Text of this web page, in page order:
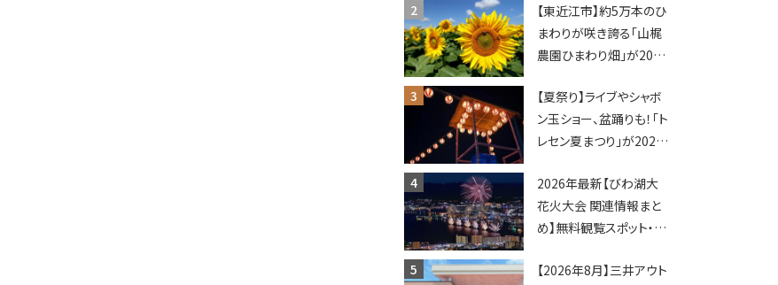
ショーなど
【東近江市】約5万本のひ
まわりが咲き誇る「山梶
農園ひまわり畑」が2026
ポットやキッチンカーも
登場！何度も入園できる
フリーパスも販売★
【夏祭り】ライブやシャボ
ン玉ショー、盆踊りも！「ト
レセン夏まつり」が2026
2026年最新【びわ湖大
花火大会 関連情報まと
め】無料観覧スポット・同
ップ・交通規制に近隣施
【2026年8月】三井アウト